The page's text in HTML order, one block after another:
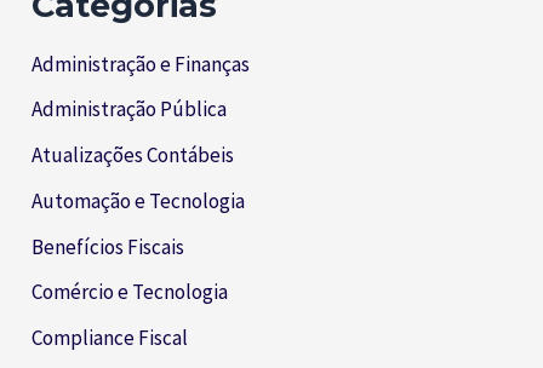
Administração e Finanças
Administração Pública
Atualizações Contábeis
Automação e Tecnologia
Benefícios Fiscais
Comércio e Tecnologia
Compliance Fiscal